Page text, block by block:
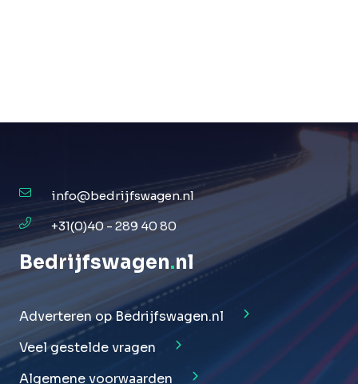
info@bedrijfswagen.nl
+31(0)40 - 289 40 80
Bedrijfswagen.nl
Adverteren op Bedrijfswagen.nl
Veel gestelde vragen
Algemene voorwaarden